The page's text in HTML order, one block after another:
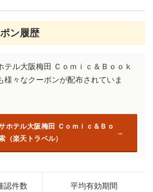
ン履歴
テル大阪梅田 Ｃｏｍｉｃ＆Ｂｏｏｋ
様々なクーポンが配布されていま
ホテル大阪梅田 Ｃｏｍｉｃ＆Ｂｏ
（楽天トラベル）
認件数
平均有効期間